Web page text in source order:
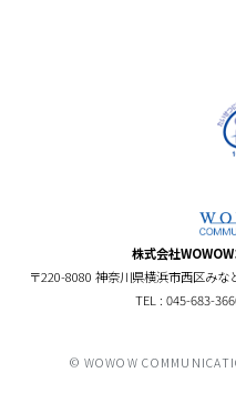
株式会社
〒220-8080 神奈川県横浜市西区み
TEL : 045-683-
© WOWOW